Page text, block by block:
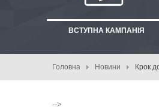
ВСТУПНА КАМПАНІЯ
Головна Новини Крок
-->